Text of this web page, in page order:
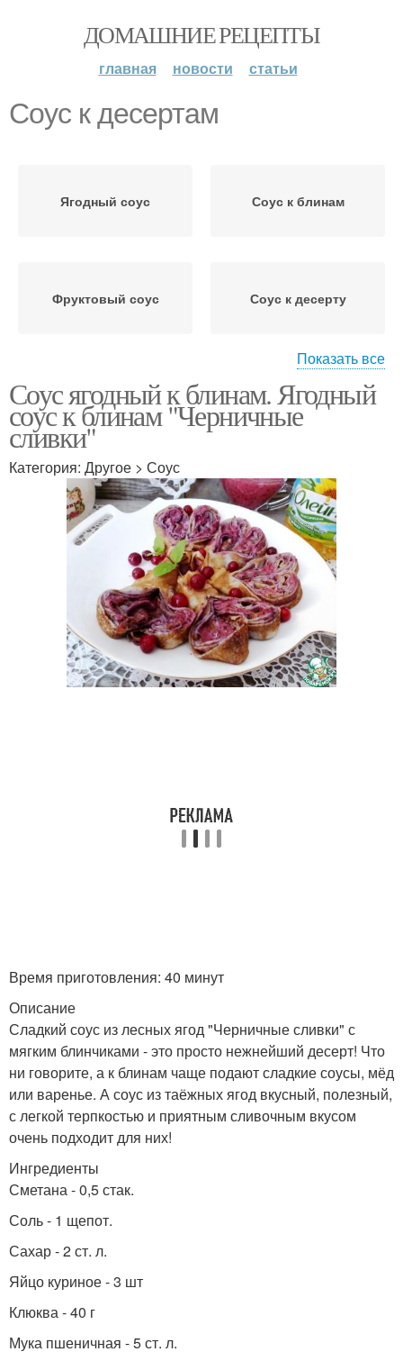
ДОМАШНИЕ РЕЦЕПТЫ
главная новости статьи
Соус к десертам
Ягодный соус Соус к блинам
Фруктовый соус Соус к десерту
Соус из клубники Клубничный соус
Клубничные соусы Соус к мясу
Фруктово-ягодные
соусы
Соусы к мясу
Вишневый соус Клюквенный соус
Показать все
Соус ягодный к блинам. Ягодный
соус к блинам "Черничные
сливки"
Категория: Другое > Соус
Время приготовления: 40 минут
Описание
Сладкий соус из лесных ягод "Черничные сливки" с
мягким блинчиками - это просто нежнейший десерт! Что
ни говорите, а к блинам чаще подают сладкие соусы, мёд
или варенье. А соус из таёжных ягод вкусный, полезный,
с легкой терпкостью и приятным сливочным вкусом
очень подходит для них!
Ингредиенты
Сметана - 0,5 стак.
Соль - 1 щепот.
Сахар - 2 ст. л.
Яйцо куриное - 3 шт
Клюква - 40 г
Мука пшеничная - 5 ст. л.